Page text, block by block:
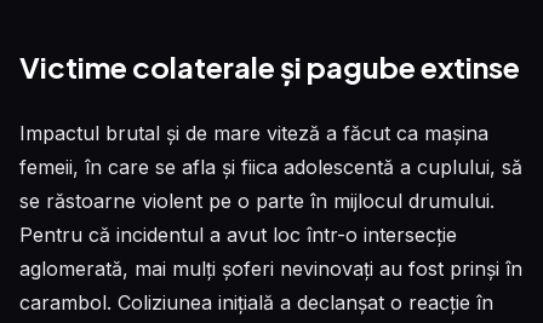
Victime colaterale și pagube extinse
Impactul brutal și de mare viteză a făcut ca mașina
femeii, în care se afla și fiica adolescentă a cuplului, să
se răstoarne violent pe o parte în mijlocul drumului.
Pentru că incidentul a avut loc într-o intersecție
aglomerată, mai mulți șoferi nevinovați au fost prinși în
carambol. Coliziunea inițială a declanșat o reacție în